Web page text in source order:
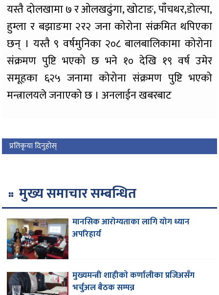
यस्तै दोलखामा ७ र ओलखढुंगा, खोटाङ, पाँचथर,डोल्पा,
हुम्ला र बझाङमा २र२ जना कोरोना संक्रमित थपिएका
छन् । यस्तै ९ वर्षमुनिका २०८ बालबालिकामा कोरोना
संक्रमण पुष्टि भएको छ भने १० देखि १९ वर्ष उमेर
समूहका ६२५ जनामा कोरोना संक्रमण पुष्टि भएको
मन्त्रालयले जनाएको छ । अनलाईन खबरबाट
प्रतिकृया दिनुहोस्
मुख्य समाचार सम्बन्धित
मानसिक आरोग्यताका लागि योग ध्यान
अपरिहार्य
मुख्यमन्त्री शाहीकाे कर्णालीका प्रजिअसँग
भर्चुअल बैठक सम्पन्न